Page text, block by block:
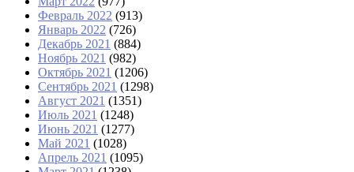
Февраль 2022 (913)
Январь 2022 (726)
Декабрь 2021 (884)
Ноябрь 2021 (982)
Октябрь 2021 (1206)
Сентябрь 2021 (1298)
Август 2021 (1351)
Июль 2021 (1248)
Июнь 2021 (1277)
Май 2021 (1028)
Апрель 2021 (1095)